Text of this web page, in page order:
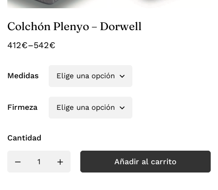
Colchón Plenyo – Dorwell
412€–542€
Medidas
Firmeza
Cantidad
Añadir al carrito